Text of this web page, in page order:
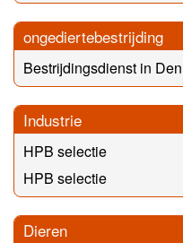
ongediertebestrijding
Bestrijdingsdienst in
Industrie
HPB selectie
HPB selectie
Dieren